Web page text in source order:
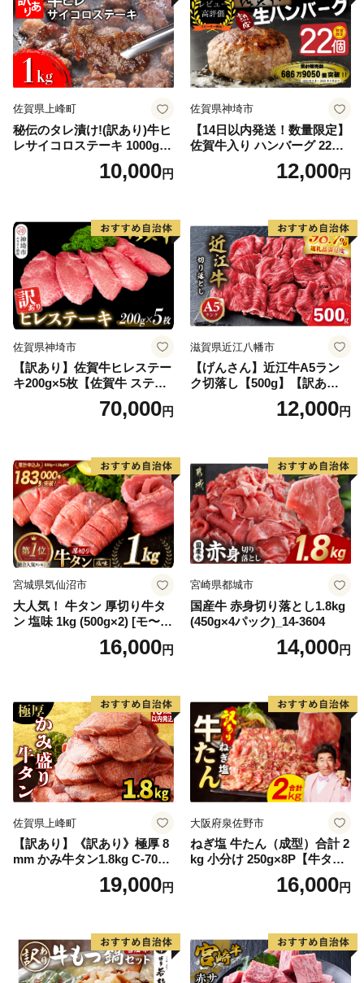
佐賀県上峰町
秘伝のタレ漬け!(訳あり)牛ヒ
レサイコロステーキ 1000g
10,000円
佐賀県神埼市
【14日以内発送！数量限定】
佐賀牛入り ハンバーグ 22個
2.6kg(120g×22個)【佐賀牛
黒毛和牛 ブランド牛 九州 ハ
気】(H083106)
12,000円
佐賀県神埼市
【訳あり】佐賀牛ヒレステー
キ200g×5枚【佐賀牛 ステー
キ ブランド肉 ヒレ肉 フィレ
肉 ジューシー ヘルシー】(H0
70,000円
滋賀県近江八幡市
【げんさん】近江牛A5ラン
ク切落し【500g】【訳あり】
12,000円
宮城県気仙沼市
大人気！ 牛タン 厚切り牛タ
ン 塩味 1kg (500g×2) [モ〜ラ
ンド 宮城県 気仙沼市 205646
60] 肉 牛肉 精肉 牛たん 牛タ
厚切り タン
16,000円
宮崎県都城市
国産牛 赤身切り落とし1.8kg
(450g×4パック)_14-3604
14,000円
佐賀県上峰町
【訳あり】《訳あり》極厚 8
mm かみ牛タン1.8kg C-709-
19,000円
大阪府泉佐野市
ねぎ塩 牛たん（成型）合計 2
kg 小分け 250g×8P【牛タン
牛肉 焼肉用 薄切り 訳あり サ
16,000円